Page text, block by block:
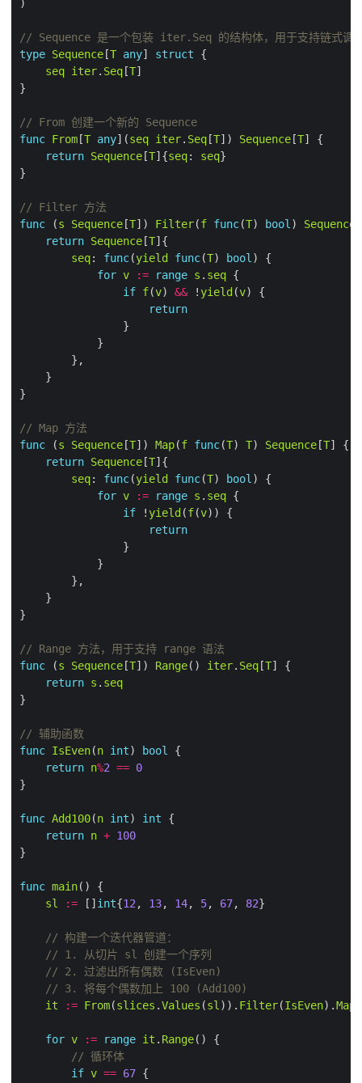
// Sequence 是一个包装 iter.Seq 的结构体，用于支持链式调
type Sequence[T any] struct
seq iter. Seq[T
// From 创建一个新的 Sequence
func From[T any](seq iter. Seq[T]) Sequence[T
return Sequence[T]{seq: seq
// Filter 方法
func (s Sequence[T]) Filter(f func(T) bool ) Sequence
return Sequence[T
seq: func(yield func(T) bool
for v := range s . seq
if f(v) && ! yield(v
return
// Map 方法
func (s Sequence[T]) Map(f func(T) T) Sequence[T
return Sequence[T
seq: func(yield func(T) bool
for v := range s . seq
if ! yield(f(v
return
// Range 方法，用于支持 range 语法
func (s Sequence[T]) Range() iter. Seq[T
return s . seq
// 辅助函数
func IsEven(n int) bool
return n%2 == 0
func Add100(n int) int
return n + 100
func main
sl
:= []int{12 , 13, 14, 5, 67, 82
// 构建一个迭代器管道：
// 1. 从切片 sl 创建一个序列
// 2. 过滤出所有偶数 (IsEven)
// 3. 将每个偶数加上 100 (Add100)
it
:= From(slices .Values (sl )). Filter(IsEven).Map
for v := range it . Range
// 循环体
if v == 67